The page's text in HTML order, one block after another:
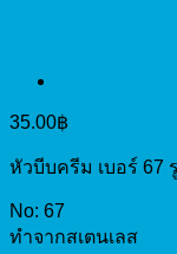
35.00฿
หัวบีบครีม เบอร์ 67
No: 67
ทำจากสเตนเลส